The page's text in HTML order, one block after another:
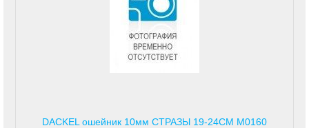
DACKEL ошейник 10мм СТРАЗЫ 19-24СМ М0160